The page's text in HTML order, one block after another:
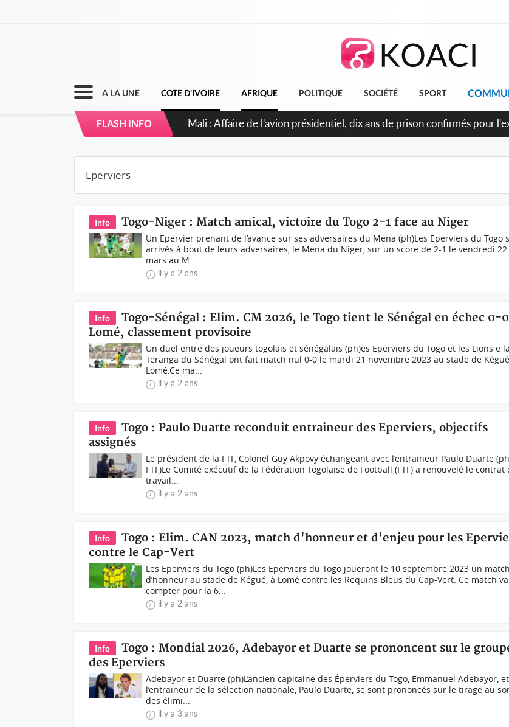
A LA UNE COTE D'IVOIRE AFRIQUE POLITIQUE SOCIÉTÉ SPORT
FLASH INFO Nigeria : Le Togo et le Cameroun principaux acheteurs des produits
Info Togo-Niger : Match amical, victoire du Togo 2-1 face au Niger
Un Epervier prenant de l’avance sur ses adversaires du Mena (ph)Les Eperviers du Togo
arrivés à bout de leurs adversaires, le Mena du Niger, sur un score de 2-1 le vendredi 22
mars au M...
il y a 2 ans
Info
Togo-Sénégal : Elim. CM 2026, le Togo tient le Sénégal en échec 0-
Lomé, classement provisoire
Un duel entre des joueurs togolais et sénégalais (ph)es Eperviers du Togo et les Lions e la
Teranga du Sénégal ont fait match nul 0-0 le mardi 21 novembre 2023 au stade de
Lomé.Ce ma...
il y a 2 ans
Info
Togo : Paulo Duarte reconduit entraineur des Eperviers, objectifs
assignés
Le président de la FTF, Colonel Guy Akpovy échangeant avec l’entraineur Paulo Duarte (ph
FTF)Le Comité exécutif de la Fédération Togolaise de Football (FTF) a renouvelé le contrat
travail...
il y a 2 ans
Info
Togo : Elim. CAN 2023, match d'honneur et d'enjeu pour les
contre le Cap-Vert
Les Eperviers du Togo (ph)Les Eperviers du Togo joueront le 10 septembre 2023 un match
d’honneur au stade de Kégué, à Lomé contre les Requins Bleus du Cap-Vert. Ce match va
compter pour la 6...
il y a 2 ans
Info
Togo : Mondial 2026, Adebayor et Duarte se prononcent sur le
des Eperviers
Adebayor et Duarte (ph)L’ancien capitaine des Éperviers du Togo, Emmanuel Adebayor, et
l’entraineur de la sélection nationale, Paulo Duarte, se sont prononcés sur le tirage au
des élimi...
il y a 3 ans